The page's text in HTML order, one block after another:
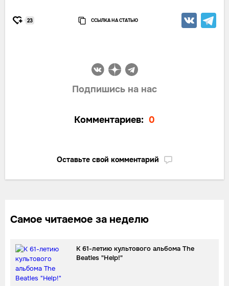
23 ССЫЛКА НА СТАТЬЮ
Подпишись на нас
Комментариев: 0
Оставьте свой комментарий
Самое читаемое за неделю
К 61-летию культового альбома The
Beatles "Help!"